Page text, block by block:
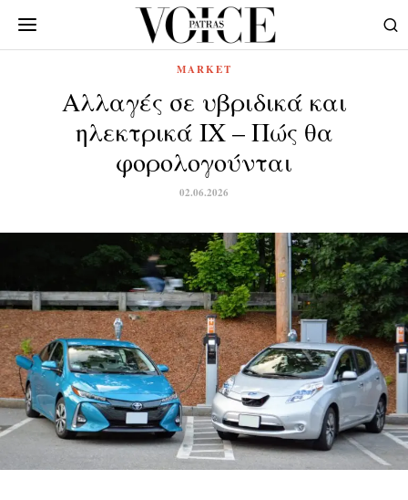
MARKET
Αλλαγές σε υβριδικά και
ηλεκτρικά ΙΧ – Πώς θα
φορολογούνται
02.06.2026